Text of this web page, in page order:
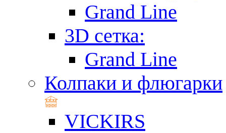
Grand Line
3D сетка:
Grand Line
Колпаки и флюгарки
VICKIRS